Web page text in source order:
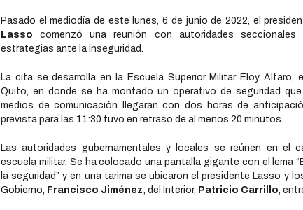
Pasado el mediodía de este lunes, 6 de junio de 2022, el
Lasso comenzó una reunión con autoridades seccionales
estrategias ante la inseguridad.
La cita se desarrolla en la Escuela Superior Militar Eloy Alfaro,
Quito, en donde se ha montado un operativo de seguridad
medios de comunicación llegaran con dos horas de
prevista para las 11:30 tuvo en retraso de al menos 20 minutos.
Las autoridades gubernamentales y locales se reúnen en el
escuela militar. Se ha colocado una pantalla gigante con el lema
la seguridad” y en una tarima se ubicaron el presidente Lasso y
Gobierno, Francisco Jiménez; del Interior, Patricio Carrillo ,